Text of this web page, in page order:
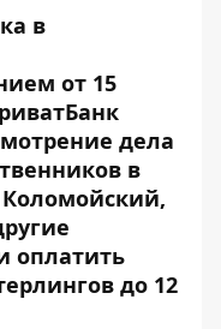
в
от 15
дела
в
оплатить
до 12